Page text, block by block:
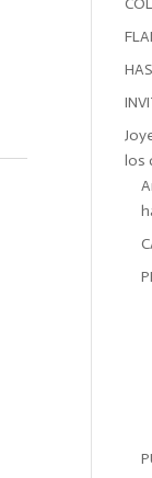
los